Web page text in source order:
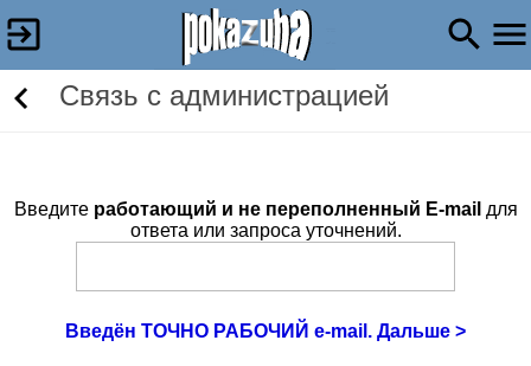
Связь c администрацией
Введите работающий и не переполненный E-mail для
ответа или запроса уточнений.
Введён ТОЧНО РАБОЧИЙ e-mail. Дальше >